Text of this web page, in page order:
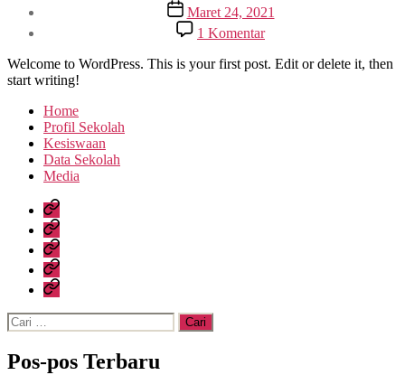
Tanggal
artikel
Maret 24, 2021
1 Komentarpada
Hello
world!
Welcome to WordPress. This is your first post. Edit or delete it, then
start writing!
Home
Profil Sekolah
Kesiswaan
Data Sekolah
Media
Home
Profil
Sekolah
Kesiswaan
Data
Sekolah
Media
Cari:
Pos-pos Terbaru